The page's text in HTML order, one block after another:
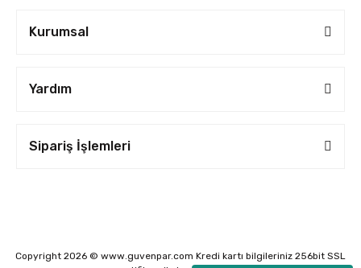
Kurumsal
Yardım
Sipariş İşlemleri
Copyright 2026 © www.guvenpar.com Kredi kartı bilgileriniz 256bit SSL